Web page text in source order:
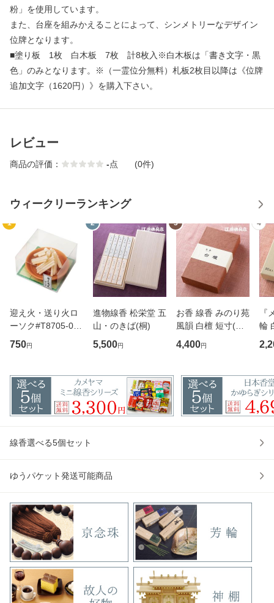
粉」を使用しています。
また、台座を組みかえることによって、シンメトリーなデザイン
位牌となります。
■塗り板 1枚 白木板 7枚 計8枚入※白木板は「書き文字・黒
色」のみとなります。※（一霊位分無料）札板2枚目以降は《位牌
追加文字（1620円）》を購入下さい。
レビュー
商品の評価： -点 (0件)
ウィークリーランキング
1
迎え火・送り火ロ
ーソク#T8705-00-
00 カメヤマ 故人
の好物シリーズ ロ
750円
2
進物線香 松栄堂 五
山・のきば(桐)
5,500円
3
お香 線香 みのり苑
風韻 白檀 短寸(徳
用)100g入り
4,400円
4
『
輪
お
堂
線香選べる5個セット
ゆうパケット発送可能商品